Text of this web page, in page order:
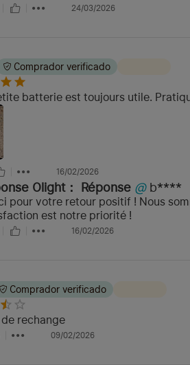
24/03/2026
Comprador verificado
batterie est toujours utile.
16/02/2026
Olight： Réponse @ b****
pour votre retour positif ! Nous
est notre priorité !
16/02/2026
Comprador verificado
rechange
09/02/2026